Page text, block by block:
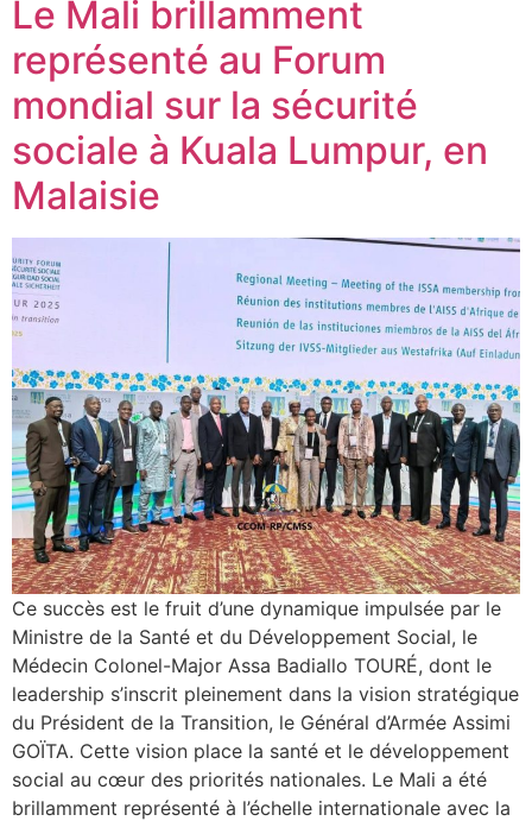
Le Mali brillamment
représenté au Forum
mondial sur la sécurité
sociale à Kuala Lumpur, en
Malaisie
Ce succès est le fruit d’une dynamique impulsée par le
Ministre de la Santé et du Développement Social, le
Médecin Colonel-Major Assa Badiallo TOURÉ, dont le
leadership s’inscrit pleinement dans la vision stratégique
du Président de la Transition, le Général d’Armée Assimi
GOÏTA. Cette vision place la santé et le développement
social au cœur des priorités nationales. Le Mali a été
brillamment représenté à l’échelle internationale avec la